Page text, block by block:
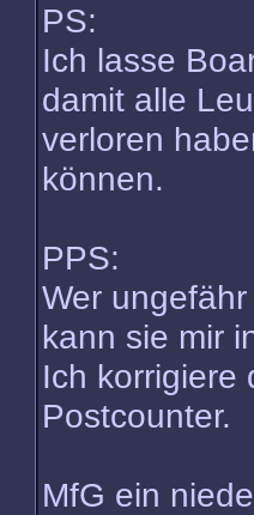
PS:
Ich lasse
damit alle
verloren
können.
PPS:
Wer
kann sie mir
Ich korrigiere
Postcounter.
MfG ein